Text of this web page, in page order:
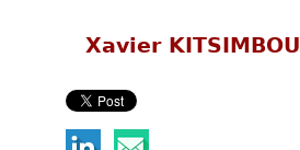
Xavier KITSIMBOU